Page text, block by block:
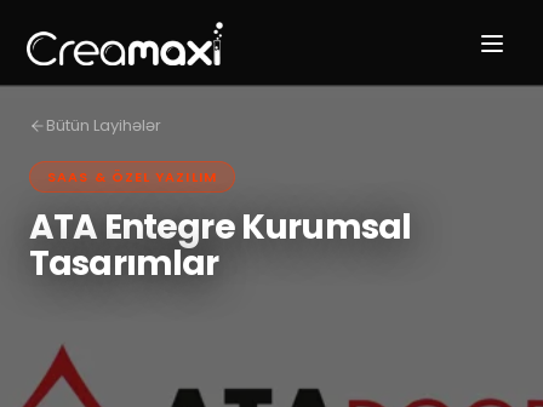
Bütün Layihələr
SAAS & ÖZEL YAZILIM
ATA Entegre Kurumsal
Tasarımlar